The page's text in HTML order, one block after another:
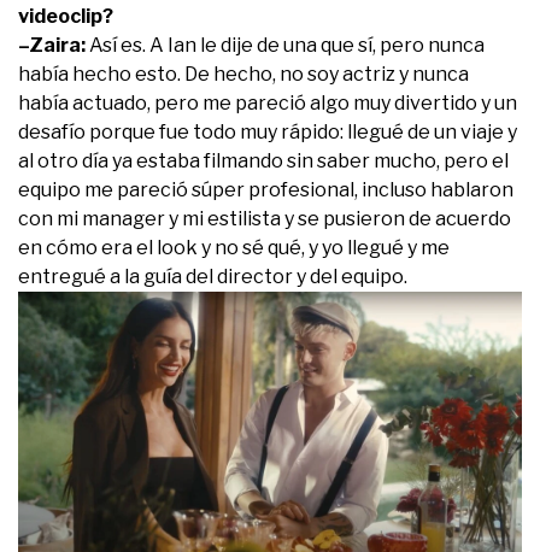
videoclip?
–Zaira: Así es. A Ian le dije de una que sí, pero nunca
había hecho esto. De hecho, no soy actriz y nunca
había actuado, pero me pareció algo muy divertido y un
desafío porque fue todo muy rápido: llegué de un viaje y
al otro día ya estaba filmando sin saber mucho, pero el
equipo me pareció súper profesional, incluso hablaron
con mi manager y mi estilista y se pusieron de acuerdo
en cómo era el look y no sé qué, y yo llegué y me
entregué a la guía del director y del equipo.